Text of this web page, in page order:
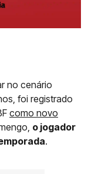
no cenário
foi registrado
como novo
o jogador
.